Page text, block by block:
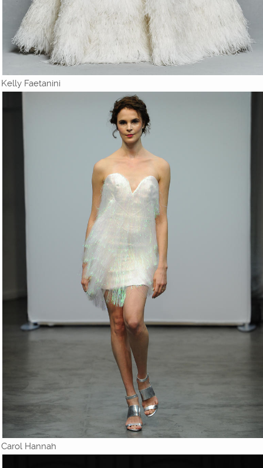
Kelly Faetanini
Carol Hannah